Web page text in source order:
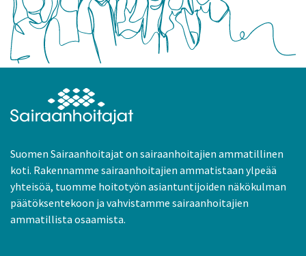
Suomen Sairaanhoitajat on sairaanhoitajien ammatillinen
koti. Rakennamme sairaanhoitajien ammatistaan ylpeää
yhteisöä, tuomme hoitotyön asiantuntijoiden näkökulman
päätöksentekoon ja vahvistamme sairaanhoitajien
ammatillista osaamista.